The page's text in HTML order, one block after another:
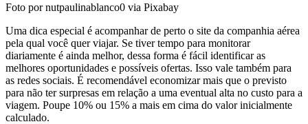
Foto por nutpaulinablanco0 via Pixabay
Uma dica especial é acompanhar de perto o site da companhia aérea
pela qual você quer viajar. Se tiver tempo para monitorar
diariamente é ainda melhor, dessa forma é fácil identificar as
melhores oportunidades e possíveis ofertas. Isso vale também para
as redes sociais. É recomendável economizar mais que o previsto
para não ter surpresas em relação a uma eventual alta no custo para a
viagem. Poupe 10% ou 15% a mais em cima do valor inicialmente
calculado.